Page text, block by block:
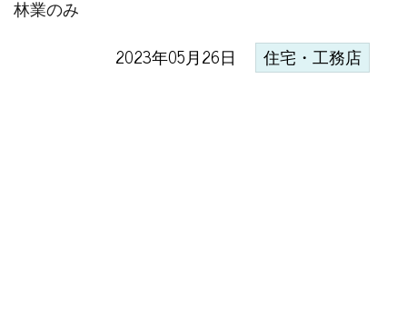
林業のみ
2023年05月26日 住宅・工務店